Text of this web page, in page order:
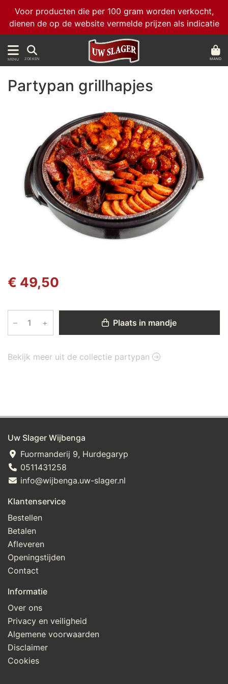
Voor producten die per 100 gram worden verkocht,
dienen de op de website vermelde prijzen als indicatie
MENU ZOEKEN MAND
Partypan grillhapjes
€ 49,50
– + Plaats in mandje
Bekijk meer uit de collectie partypan
Uw Slager Wijbenga
Fuormanderij 9, Hurdegaryp
0511431258
info@wijbenga.uw-slager.nl
Klantenservice
Bestellen
Betalen
Afleveren
Openingstijden
Contact
Informatie
Over ons
Privacy en veiligheid
Algemene voorwaarden
Disclaimer
Cookies